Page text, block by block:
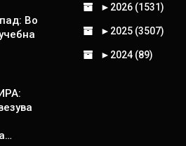
Во
► 2026 (1531)
► 2025 (3507)
► 2024 (89)